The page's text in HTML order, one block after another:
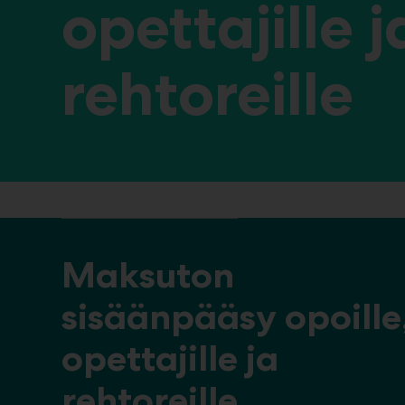
opettajille
rehtoreille
Maksuton
sisäänpääsy
opettajille ja